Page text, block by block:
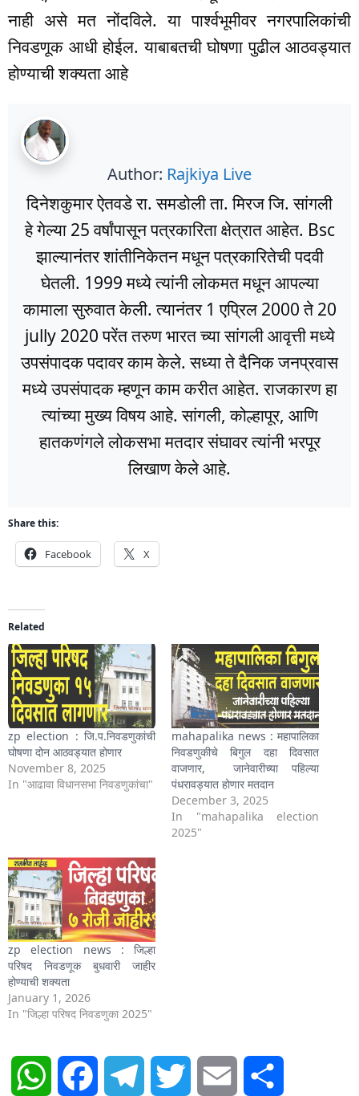
नाही असे मत नोंदविले. या पार्श्वभूमीवर नगरपालिकांची
निवडणूक आधी होईल. याबाबतची घोषणा पुढील आठवड्यात
होण्याची शक्यता आहे
Author: Rajkiya Live
दिनेशकुमार ऐतवडे रा. समडोली ता. मिरज जि. सांगली
हे गेल्या 25 वर्षांपासून पत्रकारिता क्षेत्रात आहेत. Bsc
झाल्यानंतर शांतीनिकेतन मधून पत्रकारितेची पदवी
घेतली. 1999 मध्ये त्यांनी लोकमत मधून आपल्या
कामाला सुरुवात केली. त्यानंतर 1 एप्रिल 2000 ते 20
jully 2020 परेंत तरुण भारत च्या सांगली आवृत्ती मध्ये
उपसंपादक पदावर काम केले. सध्या ते दैनिक जनप्रवास
मध्ये उपसंपादक म्हणून काम करीत आहेत. राजकारण हा
त्यांच्या मुख्य विषय आहे. सांगली, कोल्हापूर, आणि
हातकणंगले लोकसभा मतदार संघावर त्यांनी भरपूर
लिखाण केले आहे.
Share this:
Facebook X
Related
zp election : जि.प.निवडणुकांची
घोषणा दोन आठवड्यात होणार
November 8, 2025
In "आढावा विधानसभा निवडणुकांचा"
mahapalika news : महापालिका
निवडणुकीचे बिगुल दहा दिवसात
वाजणार, जानेवारीच्या पहिल्या
पंधरावड्यात होणार मतदान
December 3, 2025
In "mahapalika election
2025"
zp election news : जिल्हा
परिषद निवडणूक बुधवारी जाहीर
होण्याची शक्यता
January 1, 2026
In "जिल्हा परिषद निवडणुका 2025"
WhatsAppFacebook Telegram Twitter Email